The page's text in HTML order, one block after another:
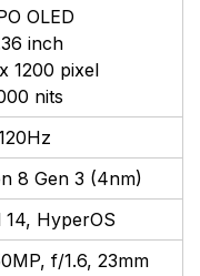
OLED
inch
1200 pixel
nits
8 Gen 3 (4nm)
14, HyperOS
f/1.6, 23mm